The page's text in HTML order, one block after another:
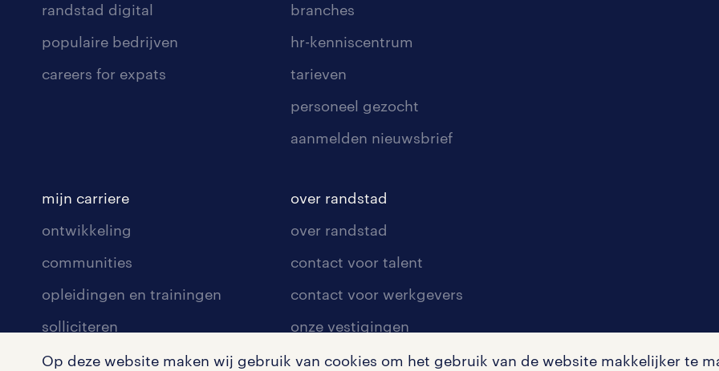
Op deze website maken wij gebruik van cookies om het gebruik van de website makkelijker te
randstad digital
populaire bedrijven
careers for expats
branches
hr-kenniscentrum
tarieven
personeel gezocht
aanmelden nieuwsbrief
mijn carriere
ontwikkeling
communities
opleidingen en trainingen
solliciteren
arbeidsvoorwaarden
over randstad
over randstad
contact voor talent
contact voor werkgevers
onze vestigingen
pers